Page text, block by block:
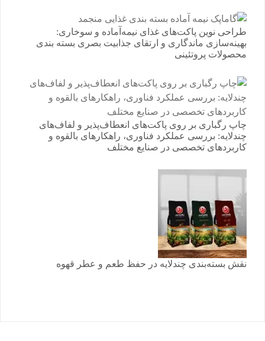
طراحی نوین پاکت‌های غذای نیمه‌آماده و سوخاری:
بهینه‌سازی ماندگاری و ارتقای جذابیت بصری بسته بندی
محصولات پروتئینی
چاپ رگباری بر روی پاکت‌های انعطاف‌پذیر و لفاف‌های
چندلایه: بررسی عملکرد فناوری، راهکارهای بالقوه و
کاربردهای تخصصی در صنایع مختلف
نقش بسته‌بندی چندلایه در حفظ طعم و عطر قهوه